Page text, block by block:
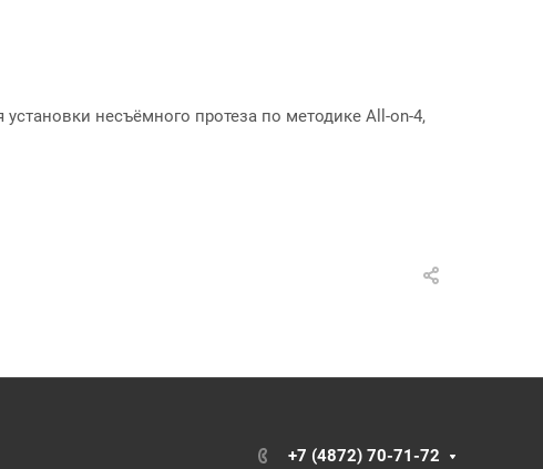
несъёмного протеза по методике All-on-4,
+7 (4872) 70-71-72